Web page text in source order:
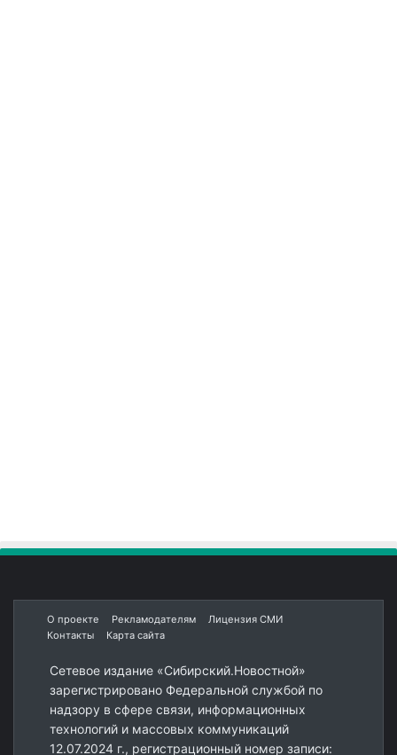
О проекте Рекламодателям
Лицензия СМИ
Контакты
Карта сайта
Сетевое издание «Сибирский.Новостной»
зарегистрировано Федеральной службой по
надзору в сфере связи, информационных
технологий и массовых коммуникаций
12.07.2024 г., регистрационный номер записи: